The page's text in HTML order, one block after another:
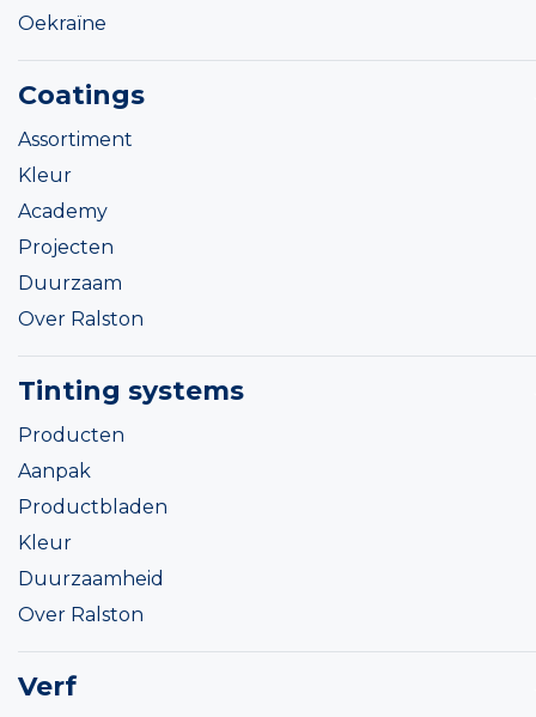
Oekraïne
Coatings
Assortiment
Kleur
Academy
Projecten
Duurzaam
Over Ralston
Tinting systems
Producten
Aanpak
Productbladen
Kleur
Duurzaamheid
Over Ralston
Verf